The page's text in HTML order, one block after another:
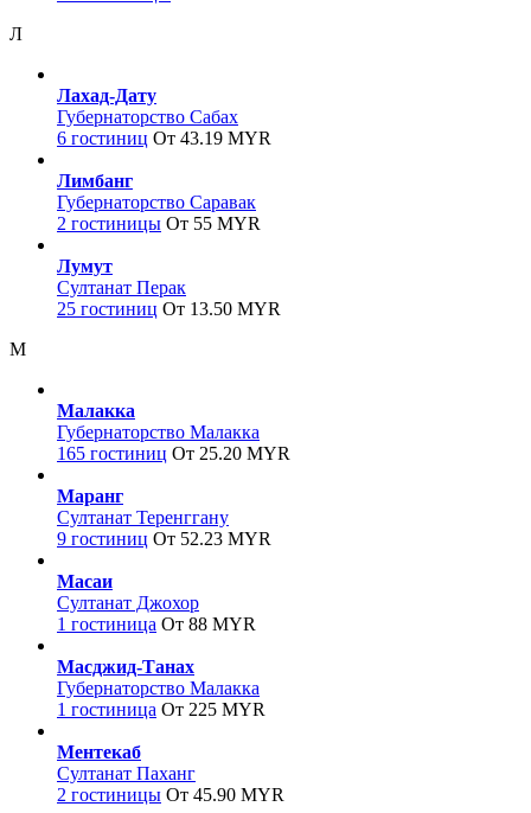
Л
Лахад-Дату
Губернаторство Сабах
6 гостиниц От 43.19 MYR
Лимбанг
Губернаторство Саравак
2 гостиницы От 55 MYR
Лумут
Султанат Перак
25 гостиниц От 13.50 MYR
М
Малакка
Губернаторство Малакка
165 гостиниц От 25.20 MYR
Маранг
Султанат Теренггану
9 гостиниц От 52.23 MYR
Масаи
Султанат Джохор
1 гостиница От 88 MYR
Масджид-Танах
Губернаторство Малакка
1 гостиница От 225 MYR
Ментекаб
Султанат Паханг
2 гостиницы От 45.90 MYR